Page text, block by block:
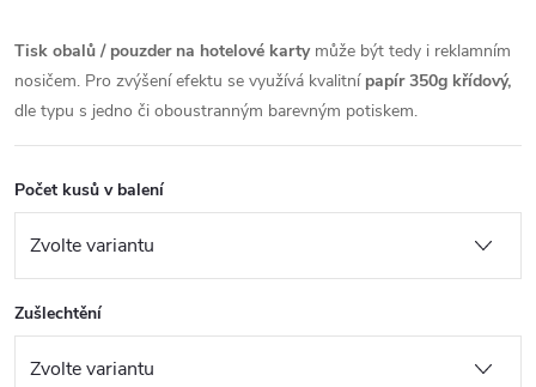
Tisk obalů / pouzder na hotelové kartymůže být tedy i reklamním
nosičem. Pro zvýšení efektu se využívá kvalitní papír 350g křídový,
dle typu s jedno či oboustranným barevným potiskem.
Počet kusů v balení
Zušlechtění